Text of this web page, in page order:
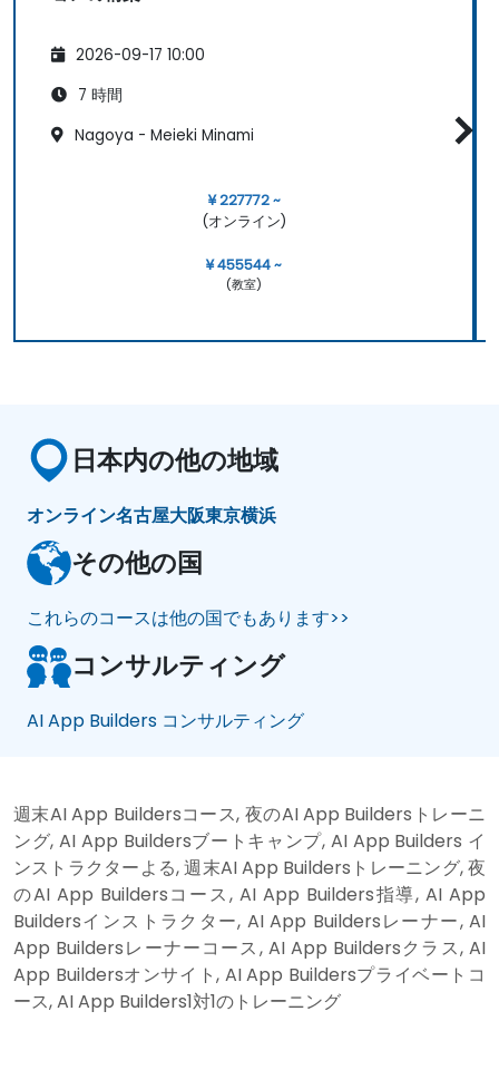
2026-09-17 10:00
7 時間
Nagoya - Meieki Minami
¥ 227772 ~
(オンライン)
¥ 455544 ~
(教室)
日本内の他の地域
オンライン名古屋大阪東京横浜
その他の国
これらのコースは他の国でもあります>>
コンサルティング
AI App Builders コンサルティング
週末AI App Buildersコース, 夜のAI App Buildersトレーニ
ング, AI App Buildersブートキャンプ, AI App Builders イ
ンストラクターよる, 週末AI App Buildersトレーニング, 夜
のAI App Buildersコース, AI App Builders指導, AI App
Buildersインストラクター, AI App Buildersレーナー, AI
App Buildersレーナーコース, AI App Buildersクラス, AI
App Buildersオンサイト, AI App Buildersプライベートコ
ース, AI App Builders1対1のトレーニング